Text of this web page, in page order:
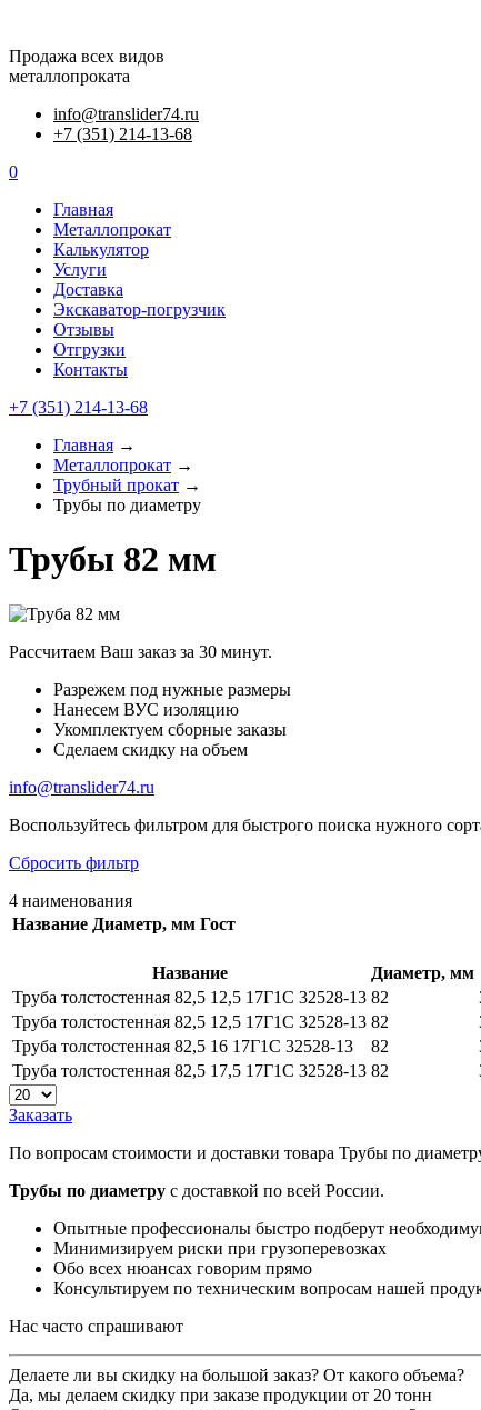
Продажа всех видов
металлопроката
info@translider74.ru
+7 (351) 214-13-68
0
Главная
Металлопрокат
Калькулятор
Услуги
Доставка
Экскаватор-погрузчик
Отзывы
Отгрузки
Контакты
+7 (351) 214-13-68
Главная →
Металлопрокат →
Трубный прокат →
Трубы по диаметру
Трубы 82 мм
Рассчитаем Ваш заказ за 30 минут.
Разрежем под нужные размеры
Нанесем ВУС изоляцию
Укомплектуем сборные заказы
Сделаем скидку на объем
info@translider74.ru
Воспользуйтесь фильтром для быстрого поиска нужного
Сбросить фильтр
4 наименования
Название Диаметр, мм Гост
Название Диаметр, мм
Труба толстостенная 82,5 12,5 17Г1С 32528-13 82
Труба толстостенная 82,5 12,5 17Г1С 32528-13 82
Труба толстостенная 82,5 16 17Г1С 32528-13
82
Труба толстостенная 82,5 17,5 17Г1С 32528-13 82
Заказать
По вопросам стоимости и доставки товара Трубы по
Трубы по диаметру с доставкой по всей России.
Опытные профессионалы быстро подберут
Минимизируем риски при грузоперевозках
Обо всех нюансах говорим прямо
Консультируем по техническим вопросам нашей
Нас часто спрашивают
Делаете ли вы скидку на большой заказ? От какого объема?
Да, мы делаем скидку при заказе продукции от 20 тонн